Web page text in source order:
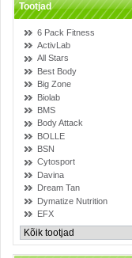
Tootjad
6 Pack Fitness
ActivLab
All Stars
Best Body
Big Zone
Biolab
BMS
Body Attack
BOLLE
BSN
Cytosport
Davina
Dream Tan
Dymatize Nutrition
EFX